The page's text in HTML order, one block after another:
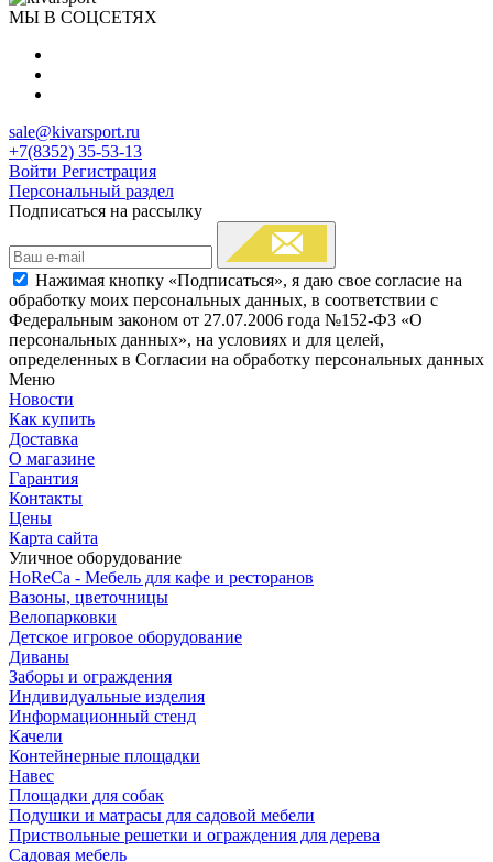
МЫ В СОЦСЕТЯХ
sale@kivarsport.ru
+7(8352) 35-53-13
Войти Регистрация
Персональный раздел
Подписаться на рассылку
Нажимая кнопку «Подписаться», я даю свое согласие на
обработку моих персональных данных, в соответствии с
Федеральным законом от 27.07.2006 года №152-ФЗ «О
персональных данных», на условиях и для целей,
определенных в Согласии на обработку персональных данных
Меню
Новости
Как купить
Доставка
О магазине
Гарантия
Контакты
Цены
Карта сайта
Уличное оборудование
HoReCa - Мебель для кафе и ресторанов
Вазоны, цветочницы
Велопарковки
Детское игровое оборудование
Диваны
Заборы и ограждения
Индивидуальные изделия
Информационный стенд
Качели
Контейнерные площадки
Навес
Площадки для собак
Подушки и матрасы для садовой мебели
Приствольные решетки и ограждения для дерева
Садовая мебель